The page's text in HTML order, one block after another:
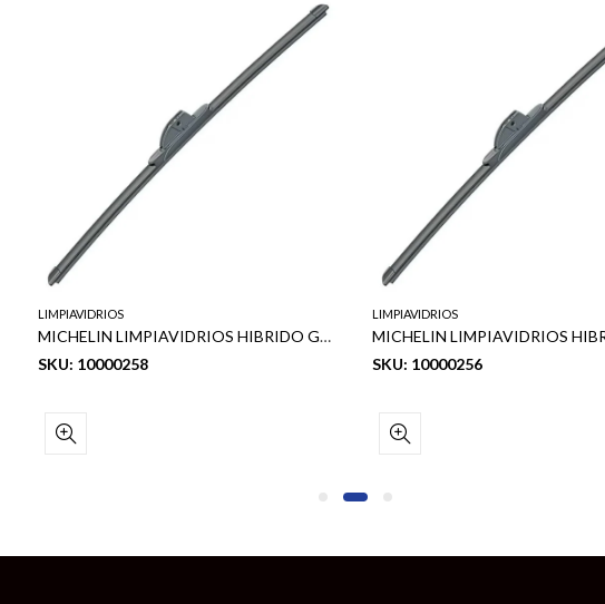
LIMPIAVIDRIOS
MICHELIN LIMPIAVIDRIOS HIBRIDO GUARDIAN 28″
SKU: 10000258
LIMPIAVIDRIOS
SKU: 10000256